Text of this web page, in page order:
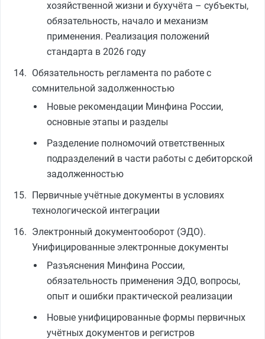
хозяйственной жизни и бухучёта – субъекты,
обязательность, начало и механизм
применения. Реализация положений
стандарта в 2026 году
Обязательность регламента по работе с
сомнительной задолженностью
Новые рекомендации Минфина России,
основные этапы и разделы
Разделение полномочий ответственных
подразделений в части работы с дебиторской
задолженностью
Первичные учётные документы в условиях
технологической интеграции
Электронный документооборот (ЭДО).
Унифицированные электронные документы
Разъяснения Минфина России,
обязательность применения ЭДО, вопросы,
опыт и ошибки практической реализации
Новые унифицированные формы первичных
учётных документов и регистров